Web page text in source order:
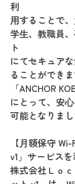
利
⽤することで
学⽣、教職員
ト
にてセキュア
ることができま
「ANCHOR
にとって、安
可能となりまし
【⽉額保守
v1」サービスを
株式会社Ｌｏ